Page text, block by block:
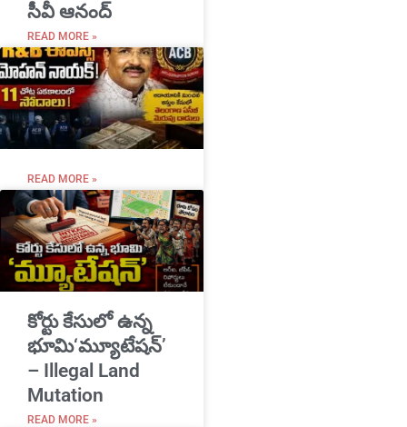
సీవీ ఆనంద్
READ MORE »
READ MORE »
​కోర్టు కేసులో ఉన్న
భూమి‘మ్యూటేషన్’
– Illegal Land
Mutation
READ MORE »